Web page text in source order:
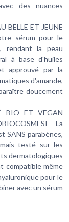
des nuances
BELLE ET JEUNE
sérum pour le
rendant la peau
à base d'huiles
approuvé par la
d'amande,
doucement
BIO ET VEGAN
- La
SANS parabènes,
testé sur les
dermatologiques
compatible même
pour le
avec un sérum